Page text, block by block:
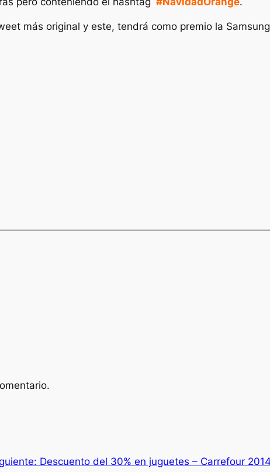
más original y este, tendrá como premio la
Descuento del 30% en juguetes – Carrefour 2014